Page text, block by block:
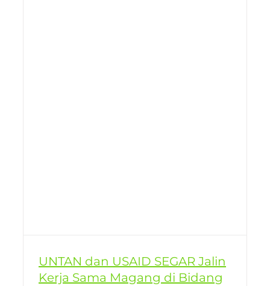
UNTAN dan USAID SEGAR Jalin
Kerja Sama Magang di Bidang